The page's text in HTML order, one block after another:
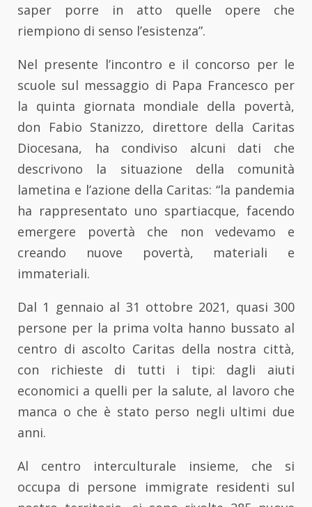
saper porre in atto quelle opere che
riempiono di senso l’esistenza”.
Nel presente l’incontro e il concorso per le
scuole sul messaggio di Papa Francesco per
la quinta giornata mondiale della povertà,
don Fabio Stanizzo, direttore della Caritas
Diocesana, ha condiviso alcuni dati che
descrivono la situazione della comunità
lametina e l’azione della Caritas: “la pandemia
ha rappresentato uno spartiacque, facendo
emergere povertà che non vedevamo e
creando nuove povertà, materiali e
immateriali.
Dal 1 gennaio al 31 ottobre 2021, quasi 300
persone per la prima volta hanno bussato al
centro di ascolto Caritas della nostra città,
con richieste di tutti i tipi: dagli aiuti
economici a quelli per la salute, al lavoro che
manca o che è stato perso negli ultimi due
anni.
Al centro interculturale insieme, che si
occupa di persone immigrate residenti sul